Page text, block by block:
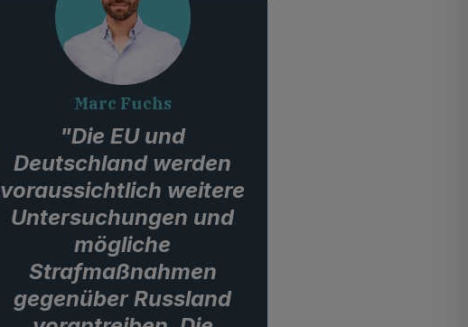
Marc Fuchs
"Die EU und
Deutschland werden
voraussichtlich weitere
Untersuchungen und
mögliche
Strafmaßnahmen
gegenüber Russland